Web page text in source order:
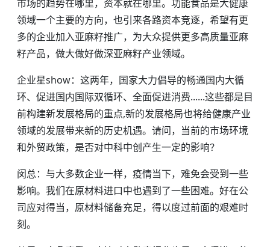
市场的趋势在哪里，资本就在哪里。功能食品是大健康
领域一个主要的方向，也引来各路资本竞逐，希望有更
多的企业加入亚麻籽推广，为大众提供更多高质量亚麻
籽产品，做大做好做深亚麻籽产业领域。
企业星show：这两年，国家大力倡导的畅通国内大循
环、促进国内国际双循环、全面促进消费......这些都是目
前构建新发展格局的重点,新的发展格局也将给健康产业
领域的发展带来新的历史机遇。请问，当前的市场环境
和外贸政策，是否对中科中创产生一定的影响？
闵总：与大多数企业一样，疫情当下，难免会受到一些
影响。我们在原材料进口中也遇到了一些困难。好在公
司应对得当，原材料储备充足，得以度过前面的艰难时
刻。